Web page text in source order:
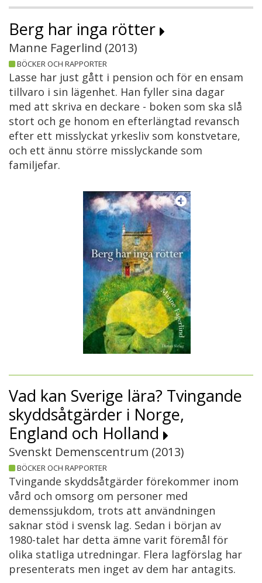
Berg har inga rötter
Manne Fagerlind (2013)
BÖCKER OCH RAPPORTER
Lasse har just gått i pension och för en ensam
tillvaro i sin lägenhet. Han fyller sina dagar
med att skriva en deckare - boken som ska slå
stort och ge honom en efterlängtad revansch
efter ett misslyckat yrkesliv som konstvetare,
och ett ännu större misslyckande som
familjefar.
Vad kan Sverige lära? Tvingande
skyddsåtgärder i Norge,
England och Holland
Svenskt Demenscentrum (2013)
BÖCKER OCH RAPPORTER
Tvingande skyddsåtgärder förekommer inom
vård och omsorg om personer med
demenssjukdom, trots att användningen
saknar stöd i svensk lag. Sedan i början av
1980-talet har detta ämne varit föremål för
olika statliga utredningar. Flera lagförslag har
presenterats men inget av dem har antagits.